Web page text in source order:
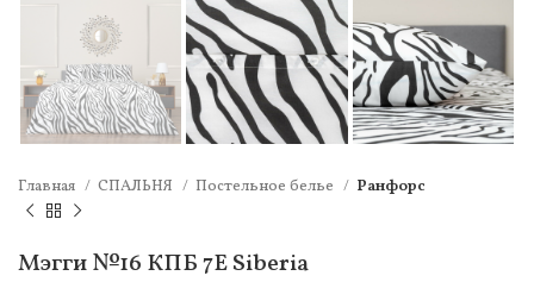
Главная СПАЛЬНЯ Постельное белье Ранфорс
Мэгги №16 КПБ 7Е Siberia